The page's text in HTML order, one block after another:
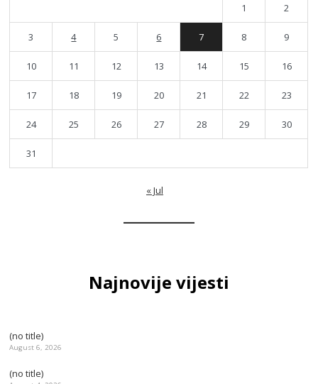
1 2
3 4 5 6 7 8 9
10 11 12 13 14 15 16
17 18 19 20 21 22 23
24 25 26 27 28 29 30
31
« Jul
Najnovije vijesti
(no title)
August 6, 2026
(no title)